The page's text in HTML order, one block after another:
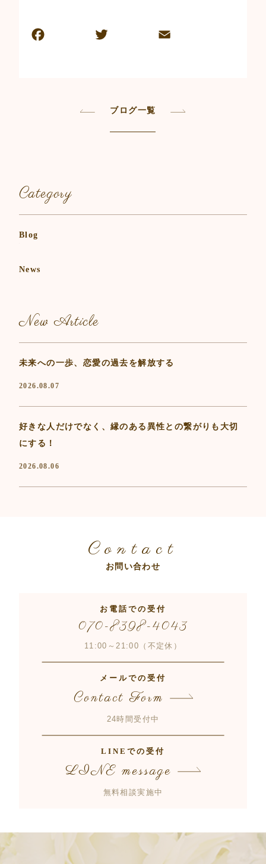
ブログ一覧
Category
Blog
News
New Article
未来への一歩、恋愛の過去を解放する
2026.08.07
好きな人だけでなく、縁のある異性との繋がりも大切
にする！
2026.08.06
Contact
お問い合わせ
お電話での受付
070-8398-4043
11:00～21:00（不定休）
メールでの受付
Contact Form
24時間受付中
LINEでの受付
LINE message
無料相談実施中